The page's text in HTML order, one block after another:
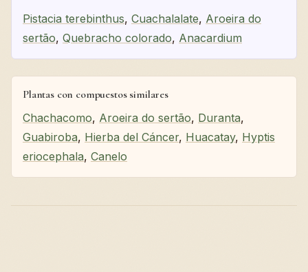
Pistacia terebinthus, Cuachalalate, Aroeira do
sertão, Quebracho colorado, Anacardium
Plantas con compuestos similares
Chachacomo, Aroeira do sertão, Duranta,
Guabiroba, Hierba del Cáncer, Huacatay, Hyptis
eriocephala, Canelo